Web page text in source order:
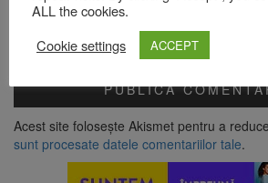
Verificare anti-robot
Click pentru a începe verificarea
Acest site folosește Akismet pentru a
sunt procesate datele comentariilor tale.
ALL the cookies.
Cookie settings
ACCEPT